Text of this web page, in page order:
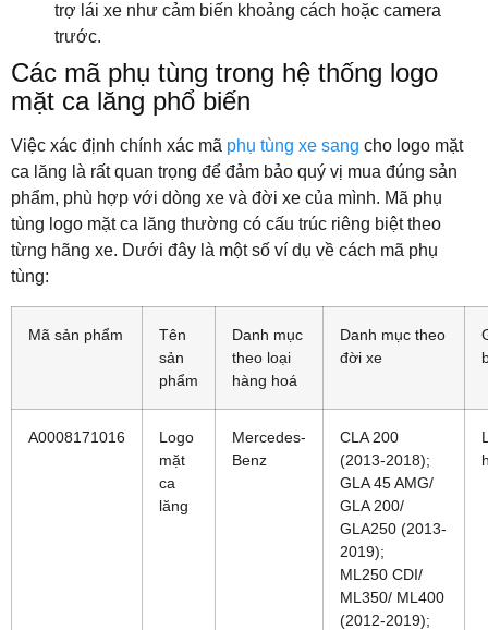
trợ lái xe như cảm biến khoảng cách hoặc camera
trước.
Các mã phụ tùng trong hệ thống logo
mặt ca lăng phổ biến
Việc xác định chính xác mã phụ tùng xe sang cho logo mặt
ca lăng là rất quan trọng để đảm bảo quý vị mua đúng sản
phẩm, phù hợp với dòng xe và đời xe của mình. Mã phụ
tùng logo mặt ca lăng thường có cấu trúc riêng biệt theo
từng hãng xe. Dưới đây là một số ví dụ về cách mã phụ
tùng:
Mã sản phẩm
Tên
sản
phẩm
Danh mục
theo loại
hàng hoá
Danh mục theo
đời xe
A0008171016
Logo
mặt
ca
lăng
Mercedes-
Benz
CLA 200
(2013-2018);
GLA 45 AMG/
GLA 200/
GLA250 (2013-
2019);
ML250 CDI/
ML350/ ML400
(2012-2019);